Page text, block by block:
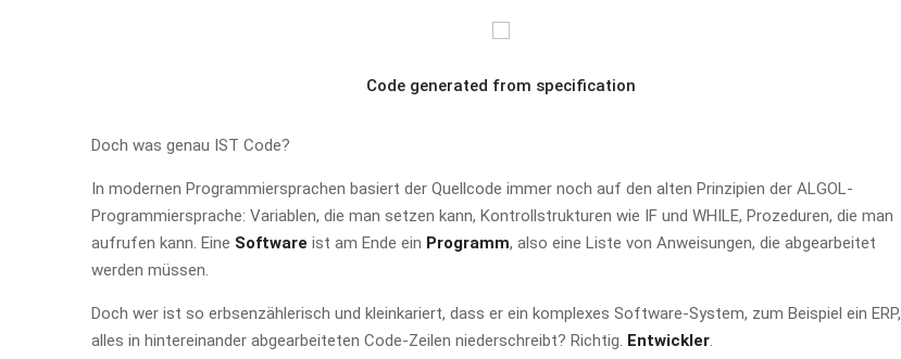
Code generated from specification
Doch was genau IST Code?
In modernen Programmiersprachen basiert der Quellcode immer noch auf den alten Prinzipien der ALGOL-
Programmiersprache: Variablen, die man setzen kann, Kontrollstrukturen wie IF und WHILE, Prozeduren, die man
aufrufen kann. Eine Software ist am Ende ein Programm, also eine Liste von Anweisungen, die abgearbeitet
werden müssen.
Doch wer ist so erbsenzählerisch und kleinkariert, dass er ein komplexes Software-System, zum Beispiel ein ERP,
alles in hintereinander abgearbeiteten Code-Zeilen niederschreibt? Richtig. Entwickler